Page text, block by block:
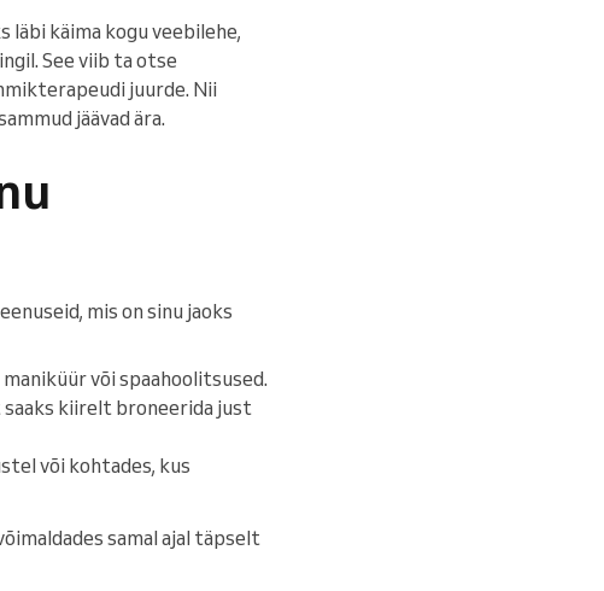
läbi käima kogu veebilehe,
See viib ta otse
juurde. Nii
jäävad ära.
mis on sinu jaoks
või spaahoolitsused.
kiirelt broneerida just
või kohtades, kus
samal ajal täpselt